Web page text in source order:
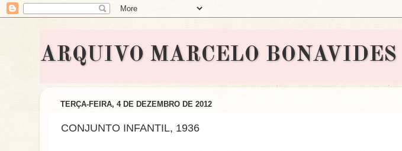
ARQUIVO MARCELO BONAVIDES
TERÇA-FEIRA, 4 DE DEZEMBRO DE 2012
CONJUNTO INFANTIL, 1936